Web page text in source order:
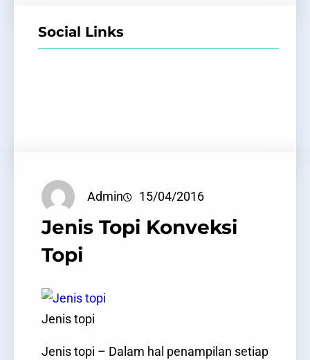
Social Links
Admin 15/04/2016
Jenis Topi Konveksi
Topi
Jenis topi
Jenis topi – Dalam hal penampilan setiap